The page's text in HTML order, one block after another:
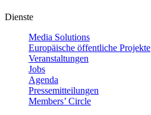
Dienste
Media Solutions
Europäische öffentliche Projekte
Veranstaltungen
Jobs
Agenda
Pressemitteilungen
Members’ Circle